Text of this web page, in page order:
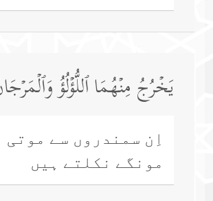
یَخۡرُجُ مِنۡهُمَا ٱللُّؤۡلُؤُ
اِن سمندروں سے موتی
مونگے نکلتے ہیں